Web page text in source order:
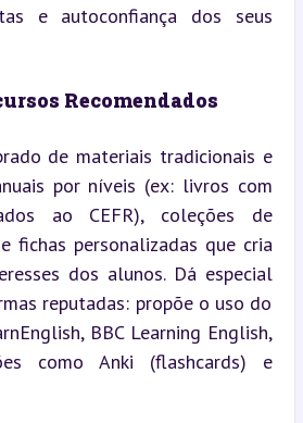
e autoconfiança dos seus
Recomendados
de materiais tradicionais e
por níveis (ex: livros com
ao CEFR), coleções de
fichas personalizadas que cria
dos alunos. Dá especial
reputadas: propõe o uso do
BBC Learning English,
como Anki (flashcards) e